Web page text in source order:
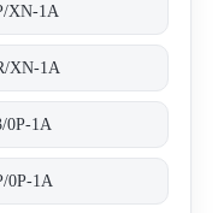
XN-1A
XN-1A
0P-1A
0P-1A